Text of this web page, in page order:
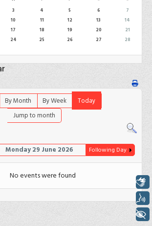
3 4 5 6
7
10 11 12 13
14
17 18 19 20
21
24 25 26 27
28
By Month By Week
Today
Jump to month
Monday 29 June 2026 Following Day
No events were found
Voz
+ Acessibilidade